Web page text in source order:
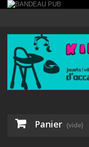
Panier (vide)